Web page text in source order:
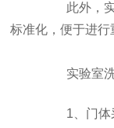
此外，实
标准化，便于进行
实验室洗
1、门体采